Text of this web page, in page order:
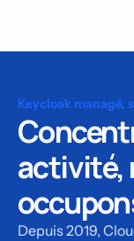
Keycloak managé,
activité,
Depuis 2019,